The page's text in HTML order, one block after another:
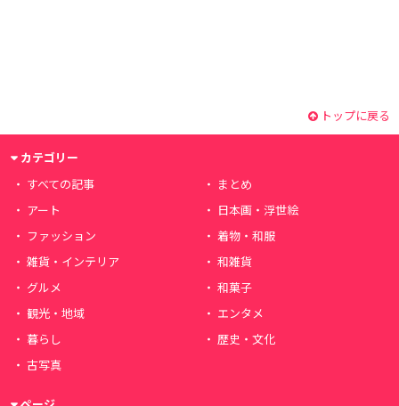
トップに戻る
カテゴリー
すべての記事
まとめ
アート
日本画・浮世絵
ファッション
着物・和服
雑貨・インテリア
和雑貨
グルメ
和菓子
観光・地域
エンタメ
暮らし
歴史・文化
古写真